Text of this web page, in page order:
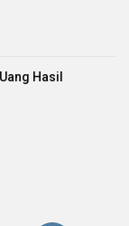
Hasil